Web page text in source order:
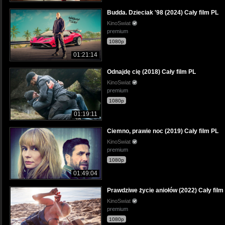
01:21:14
Budda. Dzieciak '98 (2024) Cały film PL
KinoSwiat
premium
1080p
01:19:11
Odnajdę cię (2018) Cały film PL
KinoSwiat
premium
1080p
01:49:04
Ciemno, prawie noc (2019) Cały film PL
KinoSwiat
premium
1080p
Prawdziwe życie aniołów (2022) Cały film
KinoSwiat
premium
1080p